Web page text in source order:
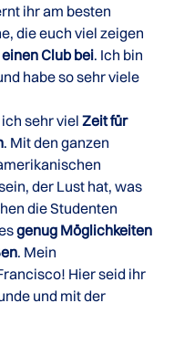
ihr am besten
die euch viel zeigen
Club bei. Ich bin
habe so sehr viele
sehr viel Zeit für
. Mit den ganzen
der Lust hat, was
die Studenten
genug Möglichkeiten
. Mein
Hier seid ihr
und mit der